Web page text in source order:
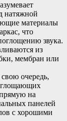
натяжной
материалы
что
звука.
из
мембран или
очередь,
на
панелей
с хорошими